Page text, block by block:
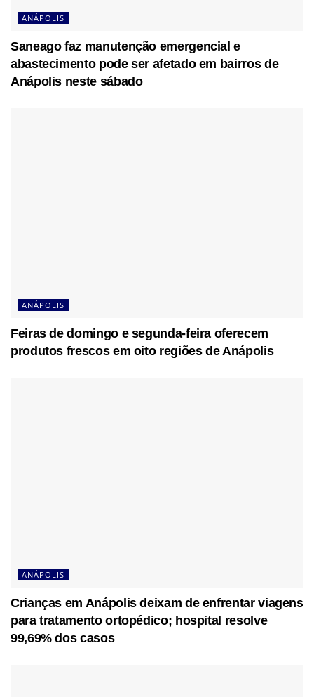
ANÁPOLIS
Saneago faz manutenção emergencial e
abastecimento pode ser afetado em bairros de
Anápolis neste sábado
ANÁPOLIS
Feiras de domingo e segunda-feira oferecem
produtos frescos em oito regiões de Anápolis
ANÁPOLIS
Crianças em Anápolis deixam de enfrentar viagens
para tratamento ortopédico; hospital resolve
99,69% dos casos